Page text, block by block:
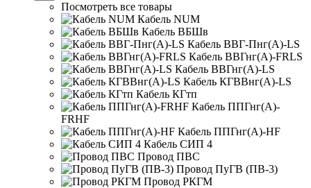
Посмотреть все товары
Кабель NUM
Кабель ВБШв
Кабель ВВГ-Пнг(А)-LS
Кабель ВВГнг(А)-FRLS
Кабель ВВГнг(А)-LS
Кабель КГВВнг(А)-LS
Кабель КГтп
Кабель ППГнг(А)-
FRHF
Кабель ППГнг(А)-HF
Кабель СИП 4
Провод ПВС
Провод ПуГВ (ПВ-3)
Провод РКГМ